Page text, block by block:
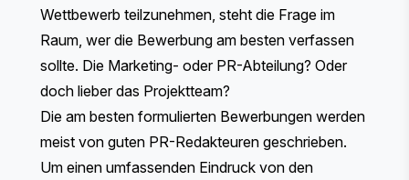
Wettbewerb teilzunehmen, steht die Frage im
Raum, wer die Bewerbung am besten verfassen
sollte. Die Marketing- oder PR-Abteilung? Oder
doch lieber das Projektteam?
Die am besten formulierten Bewerbungen werden
meist von guten PR-Redakteuren geschrieben.
Um einen umfassenden Eindruck von den